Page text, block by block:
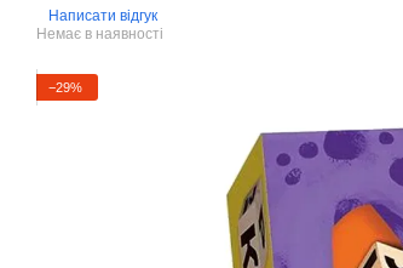
Написати відгук
Немає в наявності
−29%